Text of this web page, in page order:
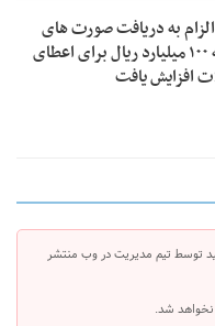
الزام به دریافت صورت های
مالی به ۱۰۰ میلیارد ریال برای اعطای
افزایش یافت
توسط تیم مدیریت در وب منتشر
نخواهد شد.